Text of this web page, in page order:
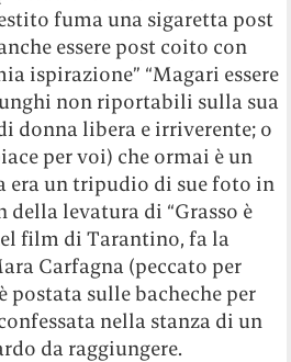
fuma una sigaretta post
essere post coito con
ispirazione” “Magari essere
non riportabili sulla sua
donna libera e irriverente; o
per voi) che ormai è un
era un tripudio di sue foto in
levatura di “Grasso è
film di Tarantino, fa la
Carfagna (peccato per
postata sulle bacheche per
nella stanza di un
da raggiungere.